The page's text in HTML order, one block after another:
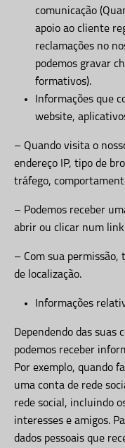
comunicação
apoio ao cliente
reclamações no
podemos gravar
formativos).
Informações que
website,
– Quando visita o
endereço IP, tipo de
tráfego,
– Podemos receber
abrir ou clicar num
– Com sua permissão,
de localização.
Informações
Dependendo das suas
podemos receber
Por exemplo, quando
uma conta de rede
rede social, incluindo
interesses e amigos.
dados pessoais que